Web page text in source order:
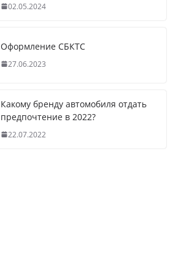
02.05.2024
Оформление СБКТС
27.06.2023
Какому бренду автомобиля отдать
предпочтение в 2022?
22.07.2022